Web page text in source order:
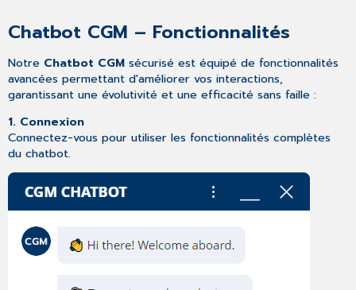
Chatbot CGM – Fonctionnalités
Notre Chatbot CGM sécurisé est équipé de fonctionnalités
avancées permettant d'améliorer vos interactions,
garantissant une évolutivité et une efficacité sans faille :
1. Connexion
Connectez-vous pour utiliser les fonctionnalités complètes
du chatbot.